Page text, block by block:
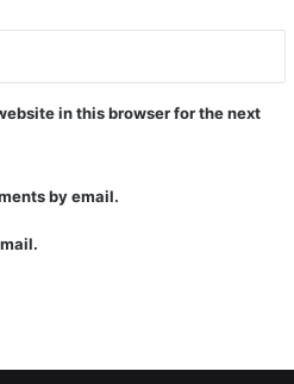
in this browser for the next
by email.